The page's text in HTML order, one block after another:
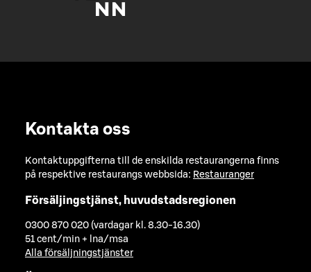
Kontakta oss
Kontaktuppgifterna till de enskilda restaurangerna finns
på respektive restaurangs webbsida: Restauranger
Försäljingstjänst, huvudstadsregionen
0300 870 020 (vardagar kl. 8.30-16.30)
51 cent/min + lna/msa
Alla försäljningstjänster